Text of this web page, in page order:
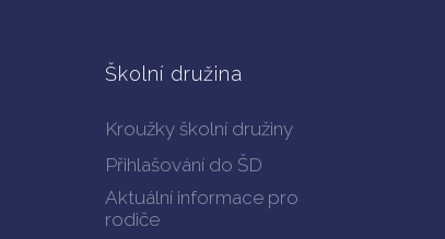
Školní družina
Kroužky školní družiny
Přihlašování do ŠD
Aktuální informace pro
rodiče